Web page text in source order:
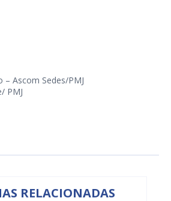
– Ascom Sedes/PMJ
PMJ
RELACIONADAS